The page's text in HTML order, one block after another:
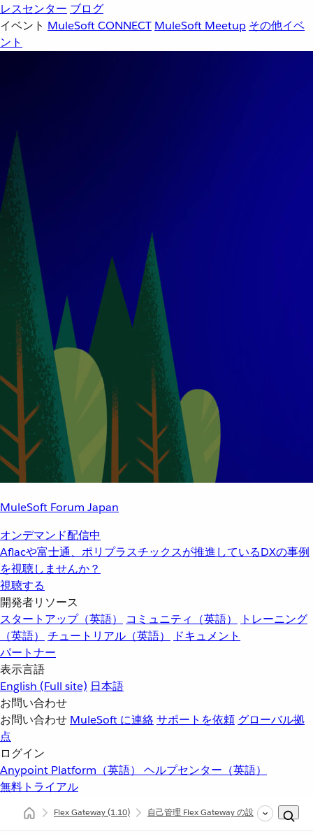
レスセンター ブログ
イベント MuleSoft CONNECT MuleSoft Meetup その他イベ
ント
MuleSoft Forum Japan
オンデマンド配信中
Aflacや富士通、ポリプラスチックスが推進しているDXの事例
を視聴しませんか？
視聴する
開発者リソース
スタートアップ（英語）
コミュニティ（英語）
トレーニング
（英語）
チュートリアル（英語）
ドキュメント
パートナー
表示言語
English (Full site) 日本語
お問い合わせ
お問い合わせ MuleSoft に連絡サポートを依頼 グローバル拠
点
ログイン
Anypoint Platform（英語） ヘルプセンター（英語）
無料トライアル
Flex Gateway(1.10) 自己管理 Flex Gateway の設定 ローカ